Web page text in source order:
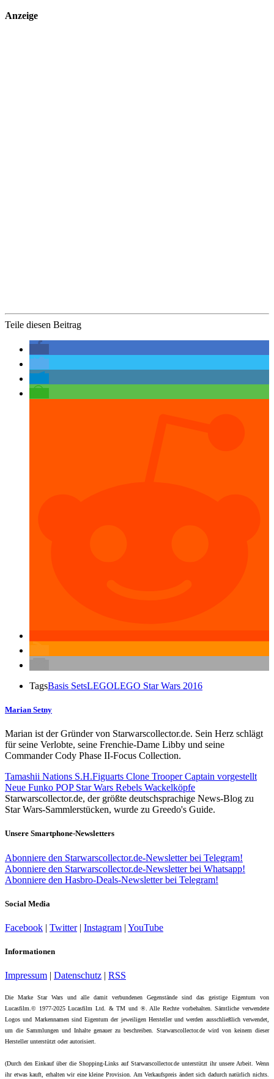
Anzeige
Teile diesen Beitrag
TagsBasis SetsLEGOLEGO Star Wars 2016
Marian Setny
Marian ist der Gründer von Starwarscollector.de. Sein Herz schlägt
für seine Verlobte, seine Frenchie-Dame Libby und seine
Commander Cody Phase II-Focus Collection.
Tamashii Nations S.H.Figuarts Clone Trooper Captain vorgestellt
Neue Funko POP Star Wars Rebels Wackelköpfe
Starwarscollector.de, der größte deutschsprachige News-Blog zu
Star Wars-Sammlerstücken, wurde zu Greedo's Guide.
Unsere Smartphone-Newsletters
Abonniere den Starwarscollector.de-Newsletter bei Telegram!
Abonniere den Starwarscollector.de-Newsletter bei Whatsapp!
Abonniere den Hasbro-Deals-Newsletter bei Telegram!
Social Media
Facebook | Twitter| Instagram | YouTube
Informationen
Impressum | Datenschutz | RSS
Die Marke Star Wars und alle damit verbundenen Gegenstände sind das geistige Eigentum von
Lucasfilm.© 1977-2025 Lucasfilm Ltd. & TM und ®. Alle Rechte vorbehalten. Sämtliche verwendete
Logos und Markennamen sind Eigentum der jeweiligen Hersteller und werden ausschließlich verwendet,
um die Sammlungen und Inhalte genauer zu beschreiben. Starwarscollector.de wird von keinem dieser
Hersteller unterstützt oder autorisiert.
(Durch den Einkauf über die Shopping-Links auf Starwarscollector.de unterstützt ihr unsere Arbeit. Wenn
ihr etwas kauft, erhalten wir eine kleine Provision. Am Verkaufspreis ändert sich dadurch natürlich nichts.